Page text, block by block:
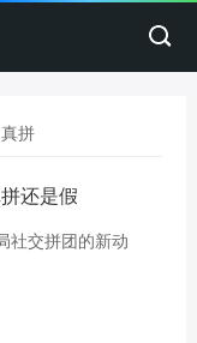
拼
还是假
社交拼团的新动